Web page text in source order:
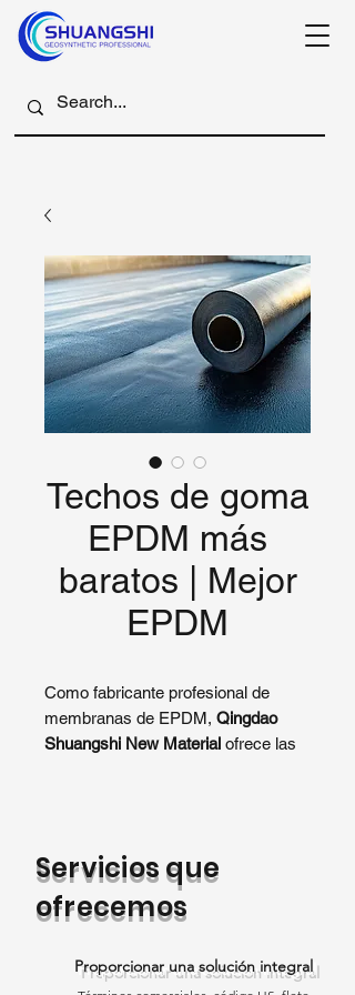
Techos de goma
EPDM más
baratos | Mejor
EPDM
Como fabricante profesional de
membranas de EPDM, Qingdao
Shuangshi New Material ofrece las
Nuestras membranas de EPDM
están diseñadas para
proporcionando impermeabilidad
Servicios que
ofrecemos
Proporcionar una solución integral